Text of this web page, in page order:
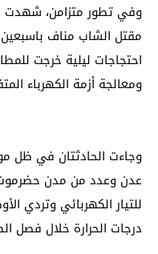
وفي تطور متزامن،
مقتل الشاب مناف
احتجاجات ليلية خرجت
ومعالجة أزمة الكهرباء
وجاءت الحادثتان في ظل
عدن وعدد من مدن
للتيار الكهربائي وتردي
درجات الحرارة خلال فصل